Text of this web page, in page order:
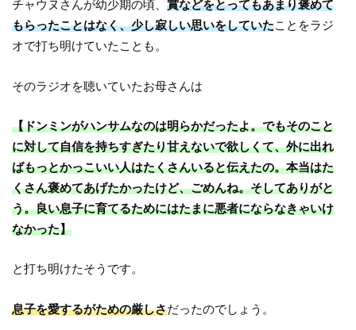
チャウヌさんが幼少期の頃、賞などをとってもあまり褒めて
もらったことはなく、少し寂しい思いをしていたことをラジ
オで打ち明けていたことも。
そのラジオを聴いていたお母さんは
【ドンミンがハンサムなのは明らかだったよ。でもそのこと
に対して自信を持ちすぎたり甘えないで欲しくて、外に出れ
ばもっとかっこいい人はたくさんいると伝えたの。本当はた
くさん褒めてあげたかったけど、ごめんね。そしてありがと
う。良い息子に育てるためにはたまに悪者にならなきゃいけ
なかった】
と打ち明けたそうです。
息子を愛するがための厳しさだったのでしょう。